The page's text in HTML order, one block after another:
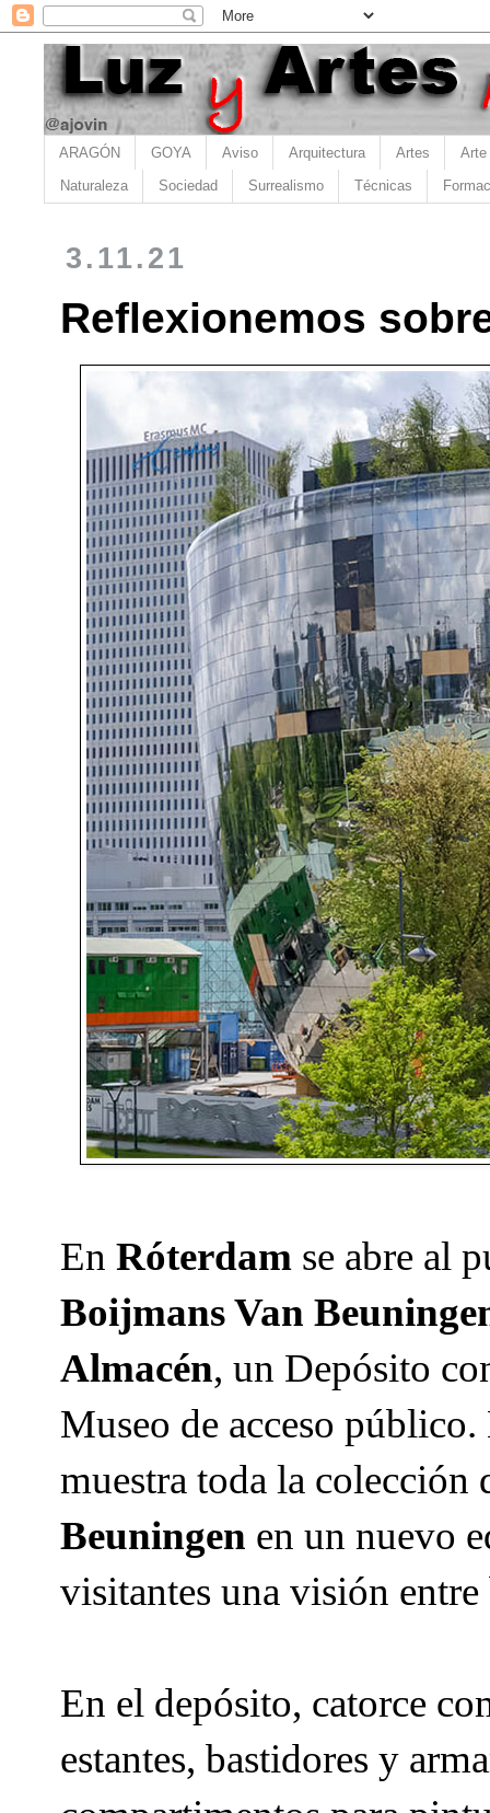
ARAGÓN GOYA Aviso Arquitectura Artes Arte
Naturaleza Sociedad Surrealismo Técnicas
3.11.21
Reflexionemos
En Róterdam se abre al
Boijmans Van
Almacén, un Depósito
Museo de acceso
muestra toda la colección
Beuningen en un nuevo
visitantes una visión
En el depósito, catorce
estantes, bastidores y